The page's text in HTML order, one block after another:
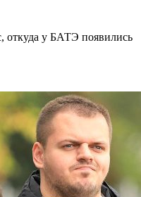
откуда у БАТЭ появились